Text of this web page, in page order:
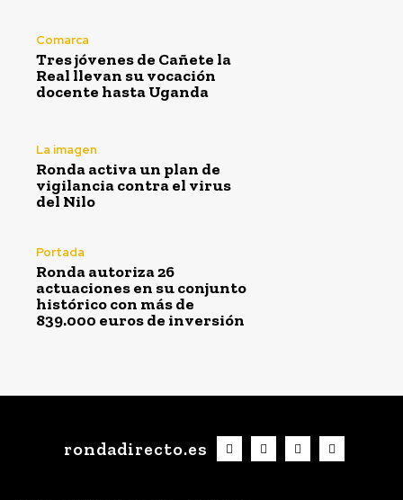
Comarca
Tres jóvenes de Cañete la
Real llevan su vocación
docente hasta Uganda
La imagen
Ronda activa un plan de
vigilancia contra el virus
del Nilo
Portada
Ronda autoriza 26
actuaciones en su conjunto
histórico con más de
839.000 euros de inversión
rondadirecto.es